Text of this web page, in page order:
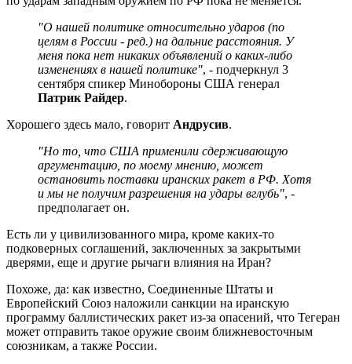
"О нашей политике относительно ударов (по
целям в России - ред.) на дальние расстояния. У
меня пока нет никаких объявлений о каких-либо
изменениях в нашей политике", - подчеркнул 3
сентября спикер Минобороны США генерал
Патрик Райдер.
Хорошего здесь мало, говорит Андрусив.
"Но то, что США применили сдерживающую
аргументацию, по моему мнению, может
остановить поставки иранских ракет в РФ. Хотя
и мы не получим разрешения на удары вглубь", -
предполагает он.
Есть ли у цивилизованного мира, кроме каких-то
подковерных соглашений, заключенных за закрытыми
дверями, еще и другие рычаги влияния на Иран?
Похоже, да: как известно, Соединенные Штаты и
Европейский Союз наложили санкции на иранскую
программу баллистических ракет из-за опасений, что Тегеран
может отправить такое оружие своим ближневосточным
союзникам, а также России.